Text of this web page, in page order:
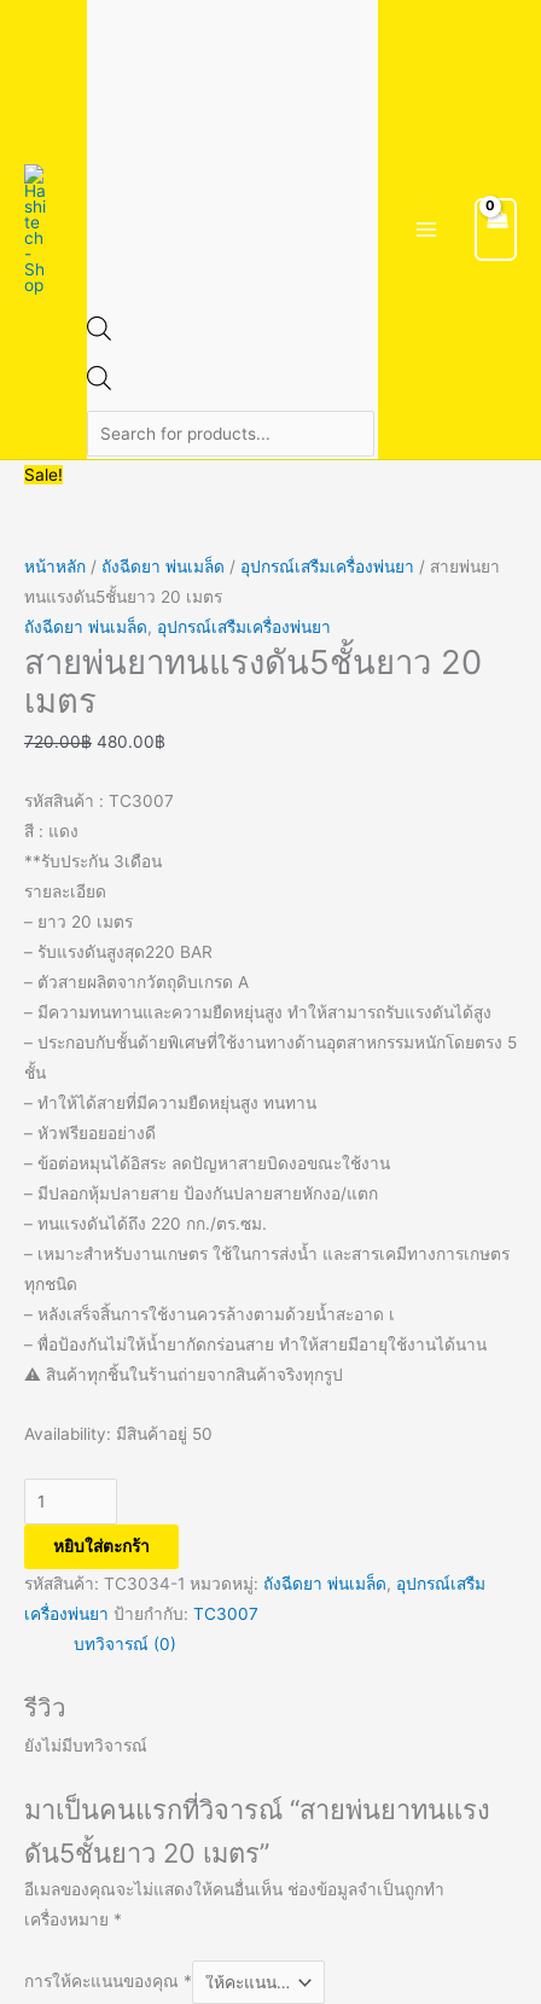
Sale!
หน้าหลัก / ถังฉีดยา พ่นเมล็ด / อุปกรณ์เสรืมเครื่องพ่นยา / สายพ่นยา
ทนแรงดัน5ชั้นยาว 20 เมตร
ถังฉีดยา พ่นเมล็ด, อุปกรณ์เสรืมเครื่องพ่นยา
สายพ่นยาทนแรงดัน5ชั้นยาว 20
เมตร
720.00฿ 480.00฿
รหัสสินค้า : TC3007
สี : แดง
**รับประกัน 3เดือน
รายละเอียด
– ยาว 20 เมตร
– รับแรงดันสูงสุด220 BAR
– ตัวสายผลิตจากวัตถุดิบเกรด A
– มีความทนทานและความยืดหยุ่นสูง ทำให้สามารถรับแรงดันได้สูง
– ประกอบกับชั้นด้ายพิเศษที่ใช้งานทางด้านอุตสาหกรรมหนักโดยตรง 5
ชั้น
– ทำให้ได้สายที่มีความยืดหยุ่นสูง ทนทาน
– หัวฟรียอยอย่างดี
– ข้อต่อหมุนได้อิสระ ลดปัญหาสายบิดงอขณะใช้งาน
– มีปลอกหุ้มปลายสาย ป้องกันปลายสายหักงอ/แตก
– ทนแรงดันได้ถึง 220 กก./ตร.ซม.
– เหมาะสำหรับงานเกษตร ใช้ในการส่งน้ำ และสารเคมีทางการเกษตร
ทุกชนิด
– หลังเสร็จสิ้นการใช้งานควรล้างตามด้วยน้ำสะอาด เ
– พื่อป้องกันไม่ให้น้ำยากัดกร่อนสาย ทำให้สายมีอายุใช้งานได้นาน
⚠️ สินค้าทุกชิ้นในร้านถ่ายจากสินค้าจริงทุกรูป
Availability: มีสินค้าอยู่ 50
แรง
ดัน5ชั้น
ยาว
20
เมตร
หยิบใส่ตะกร้า
รหัสสินค้า: TC3034-1 หมวดหมู่: ถังฉีดยา พ่นเมล็ด, อุปกรณ์เสรืม
เครื่องพ่นยา ป้ายกำกับ: TC3007
บทวิจารณ์ (0)
รีวิว
ยังไม่มีบทวิจารณ์
มาเป็นคนแรกที่วิจารณ์ “สายพ่นยาทนแรง
ดัน5ชั้นยาว 20 เมตร”
อีเมลของคุณจะไม่แสดงให้คนอื่นเห็น ช่องข้อมูลจำเป็นถูกทำ
เครื่องหมาย *
การให้คะแนนของคุณ *